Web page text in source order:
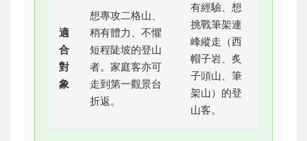
適
合
對
象
想專攻二格山、
稍有體力、不懼
短程陡坡的登山
者。家庭客亦可
走到第一觀景台
折返。
有經驗、想
挑戰筆架連
峰縱走（西
帽子岩、炙
子頭山、筆
架山）的登
山客。